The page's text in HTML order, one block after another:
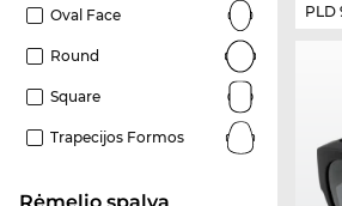
Oval Face
Round
Square
Trapecijos Formos
PLD